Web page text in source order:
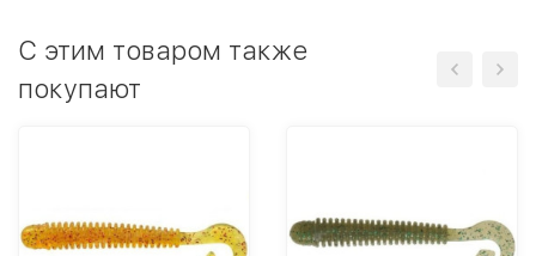
C этим товаром также
покупают